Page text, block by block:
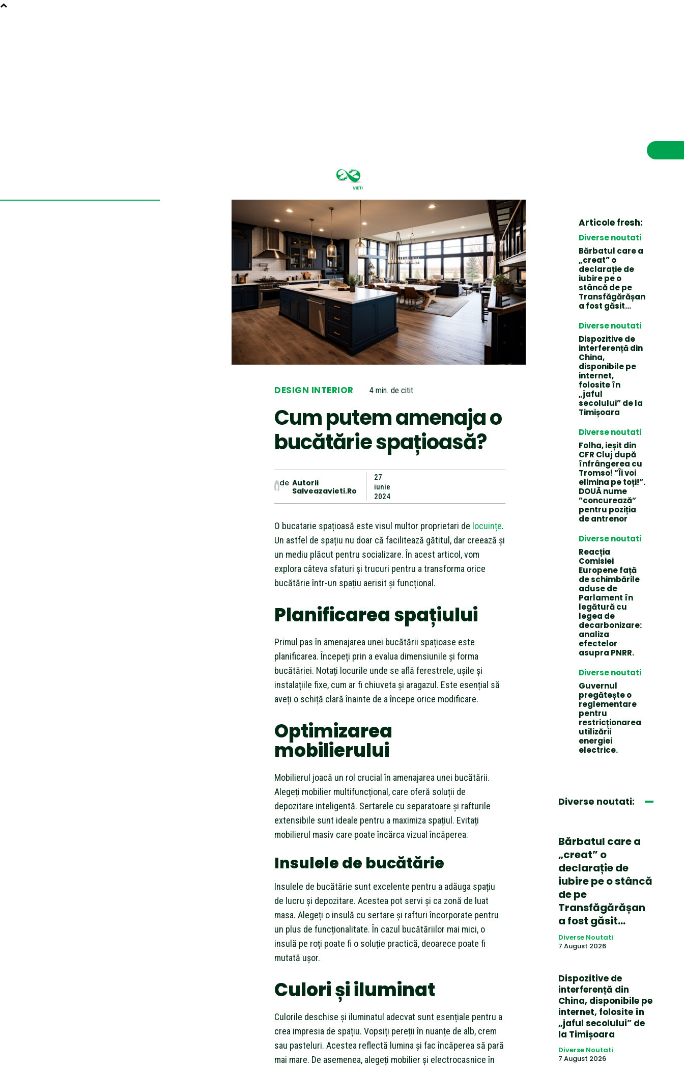
DESIGN INTERIOR 4min. de citit
Cum putem amenaja o
bucătărie spațioasă?
de Autorii
Salveazavieti.ro
27
iunie
2024
O bucatarie spațioasă este visul multor proprietari de locuințe.
Un astfel de spațiu nu doar că facilitează gătitul, dar creează și
un mediu plăcut pentru socializare. În acest articol, vom
explora câteva sfaturi și trucuri pentru a transforma orice
bucătărie într-un spațiu aerisit și funcțional.
Planificarea spațiului
Primul pas în amenajarea unei bucătării spațioase este
planificarea. Începeți prin a evalua dimensiunile și forma
bucătăriei. Notați locurile unde se află ferestrele, ușile și
instalațiile fixe, cum ar fi chiuveta și aragazul. Este esențial să
aveți o schiță clară înainte de a începe orice modificare.
Optimizarea
mobilierului
Mobilierul joacă un rol crucial în amenajarea unei bucătării.
Alegeți mobilier multifuncțional, care oferă soluții de
depozitare inteligentă. Sertarele cu separatoare și rafturile
extensibile sunt ideale pentru a maximiza spațiul. Evitați
mobilierul masiv care poate încărca vizual încăperea.
Insulele de bucătărie
Insulele de bucătărie sunt excelente pentru a adăuga spațiu
de lucru și depozitare. Acestea pot servi și ca zonă de luat
masa. Alegeți o insulă cu sertare și rafturi încorporate pentru
un plus de funcționalitate. În cazul bucătăriilor mai mici, o
insulă pe roți poate fi o soluție practică, deoarece poate fi
mutată ușor.
Culori și iluminat
Culorile deschise și iluminatul adecvat sunt esențiale pentru a
crea impresia de spațiu. Vopsiți pereții în nuanțe de alb, crem
sau pasteluri. Acestea reflectă lumina și fac încăperea să pară
mai mare. De asemenea, alegeți mobilier și electrocasnice în
Articole fresh:
Diverse noutati
Bărbatul care a
„creat” o
declarație de
iubire pe o
stâncă de pe
Transfăgărășan
a fost găsit…
Diverse noutati
Dispozitive de
interferență din
China,
disponibile pe
internet,
folosite în
„jaful
secolului” de la
Timișoara
Diverse noutati
Folha, ieșit din
CFR Cluj după
înfrângerea cu
Tromso! ”Îi voi
elimina pe toți!”.
DOUĂ nume
”concurează”
pentru poziția
de antrenor
Diverse noutati
Reacția
Comisiei
Europene față
de schimbările
aduse de
Parlament în
legătură cu
legea de
decarbonizare:
analiza
efectelor
asupra PNRR.
Diverse noutati
Guvernul
pregătește o
reglementare
pentru
restricționarea
utilizării
energiei
electrice.
Diverse noutati:
Bărbatul care a
„creat” o
declarație de
iubire pe o stâncă
de pe
Transfăgărășan
a fost găsit…
Diverse Noutati
7 August 2026
Dispozitive de
interferență din
China, disponibile pe
internet, folosite în
„jaful secolului” de
la Timișoara
Diverse Noutati
7 August 2026